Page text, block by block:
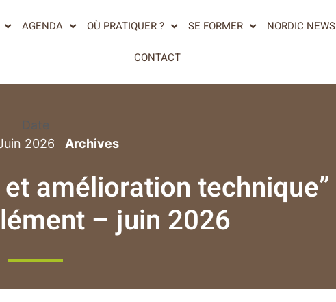
AGENDA OÙ PRATIQUER ? SE FORMER NORDIC NEWS
CONTACT
Date
2026
amélioration technique”
– juin 2026